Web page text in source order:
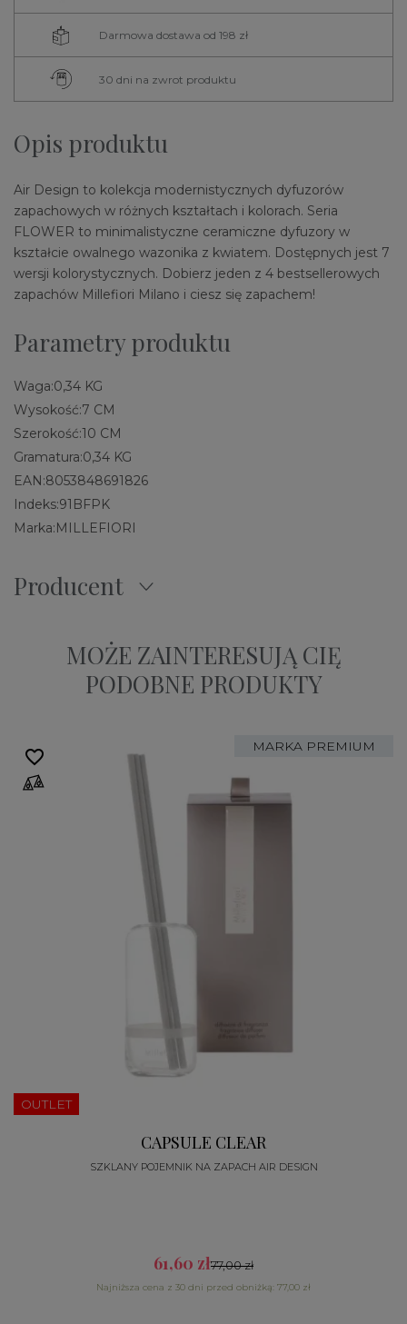
Darmowa dostawa od 198 zł
30 dni na zwrot produktu
Opis produktu
Air Design to kolekcja modernistycznych dyfuzorów
zapachowych w różnych kształtach i kolorach. Seria
FLOWER to minimalistyczne ceramiczne dyfuzory w
kształcie owalnego wazonika z kwiatem. Dostępnych jest 7
wersji kolorystycznych. Dobierz jeden z 4 bestsellerowych
zapachów Millefiori Milano i ciesz się zapachem!
Parametry produktu
Waga:0,34 KG
Wysokość:7 CM
Szerokość:10 CM
Gramatura:0,34 KG
EAN:8053848691826
Indeks:91BFPK
Marka:MILLEFIORI
Producent
MOŻE ZAINTERESUJĄ CIĘ
PODOBNE PRODUKTY
MARKA PREMIUM
OUTLET
CAPSULE CLEAR
SZKLANY POJEMNIK NA ZAPACH AIR DESIGN
61,60 zł77,00 zł
Najniższa cena z 30 dni przed obniżką: 77,00 zł
favorite_border